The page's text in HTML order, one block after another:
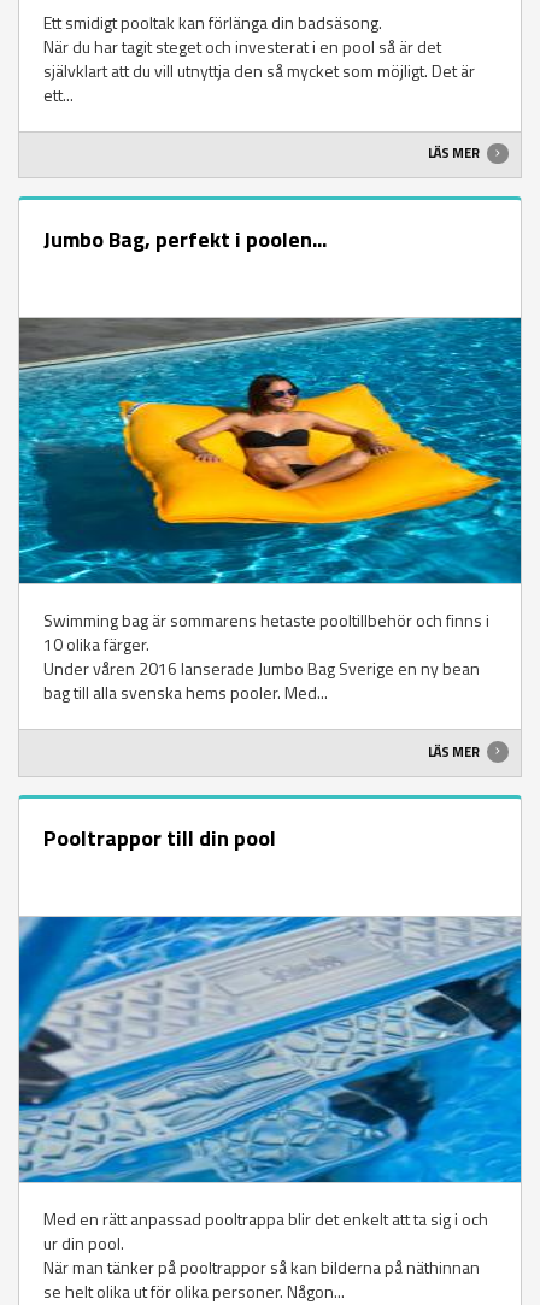
Ett smidigt pooltak kan förlänga din badsäsong.
När du har tagit steget och investerat i en pool så är det
självklart att du vill utnyttja den så mycket som möjligt. Det är
ett...
LÄS MER
Jumbo Bag, perfekt i poolen...
Swimming bag är sommarens hetaste pooltillbehör och finns i
10 olika färger.
Under våren 2016 lanserade Jumbo Bag Sverige en ny bean
bag till alla svenska hems pooler. Med...
LÄS MER
Pooltrappor till din pool
Med en rätt anpassad pooltrappa blir det enkelt att ta sig i och
ur din pool.
När man tänker på pooltrappor så kan bilderna på näthinnan
se helt olika ut för olika personer. Någon...